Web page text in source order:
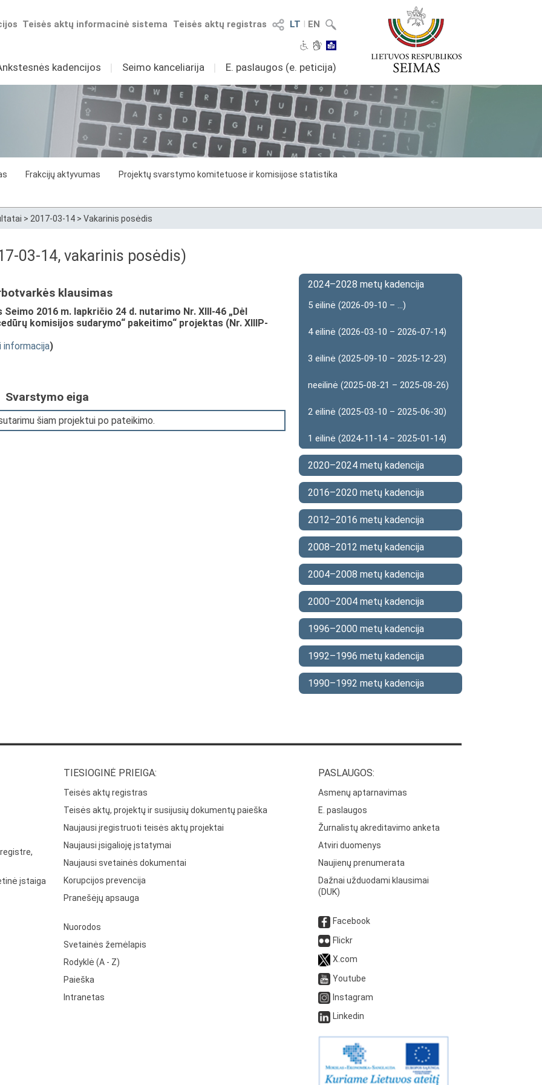
LT I EN
Teisės aktų registras
Teisės aktų informacinė sistema
kadencijos I Seimo kanceliarija I E. paslaugos (e. peticija)
Frakcijų aktyvumas
Projektų svarstymo komitetuose ir komisijose statistika
> 2017-03-14 > Vakarinis posėdis
03-14, vakarinis posėdis)
klausimas
2016 m. lapkričio 24 d. nutarimo Nr. XIII-46 „Dėl
komisijos sudarymo“ pakeitimo“ projektas (Nr. XIIIP-
informacija)
Svarstymo eiga
šiam projektui po pateikimo.
2024–2028 metų kadencija
5 eilinė (2026-09-10 – ...)
4 eilinė (2026-03-10 – 2026-07-14)
3 eilinė (2025-09-10 – 2025-12-23)
neeilinė (2025-08-21 – 2025-08-26)
2 eilinė (2025-03-10 – 2025-06-30)
1 eilinė (2024-11-14 – 2025-01-14)
2020–2024 metų kadencija
2016–2020 metų kadencija
2012–2016 metų kadencija
2008–2012 metų kadencija
2004–2008 metų kadencija
2000–2004 metų kadencija
1996–2000 metų kadencija
1992–1996 metų kadencija
1990–1992 metų kadencija
įstaiga
TIESIOGINĖ PRIEIGA:
Teisės aktų registras
Teisės aktų, projektų ir susijusių dokumentų paieška
Naujausi įregistruoti teisės aktų projektai
Naujausi įsigalioję įstatymai
Naujausi svetainės dokumentai
Korupcijos prevencija
Pranešėjų apsauga
Nuorodos
Svetainės žemėlapis
Rodyklė (A - Z)
Paieška
Intranetas
PASLAUGOS:
Asmenų aptarnavimas
E. paslaugos
Žurnalistų akreditavimo anketa
Atviri duomenys
Naujienų prenumerata
Dažnai užduodami klausimai
(DUK)
Facebook
Flickr
X.com
Youtube
Instagram
Linkedin